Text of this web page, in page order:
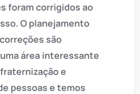
foram corrigidos ao
O planejamento
são
área interessante
e
pessoas e temos